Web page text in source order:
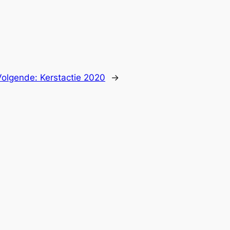
Kerstactie 2020 →